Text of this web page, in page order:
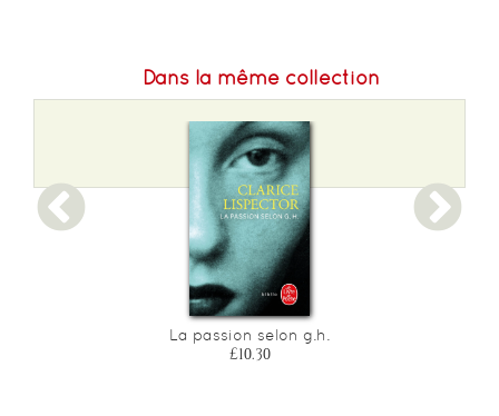
Dans la même collection
La passion selon g.h.
£10.30